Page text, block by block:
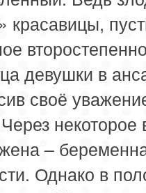
красавицы,
девушки в
своё
некоторое
–
Однако в